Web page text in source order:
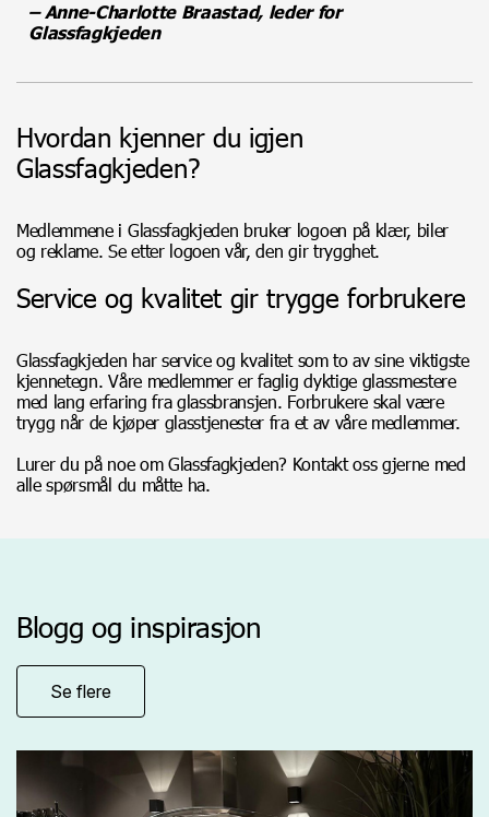
– Anne-Charlotte Braastad, leder for
Glassfagkjeden
Hvordan kjenner du igjen
Glassfagkjeden?
Medlemmene i Glassfagkjeden bruker logoen på klær, biler
og reklame. Se etter logoen vår, den gir trygghet.
Service og kvalitet gir trygge forbrukere
Glassfagkjeden har service og kvalitet som to av sine viktigste
kjennetegn. Våre medlemmer er faglig dyktige glassmestere
med lang erfaring fra glassbransjen. Forbrukere skal være
trygg når de kjøper glasstjenester fra et av våre medlemmer.
Lurer du på noe om Glassfagkjeden? Kontakt oss gjerne med
alle spørsmål du måtte ha.
Blogg og inspirasjon
Se flere